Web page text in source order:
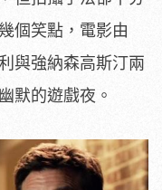
個笑點，電影由
與強納森高斯汀兩
默的遊戲夜。